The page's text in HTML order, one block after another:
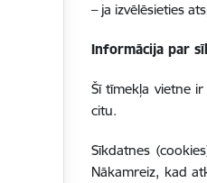
– ja izvēlēsieties
Informācija par
Šī tīmekļa vietne
citu.
Sīkdatnes
Nākamreiz, kad